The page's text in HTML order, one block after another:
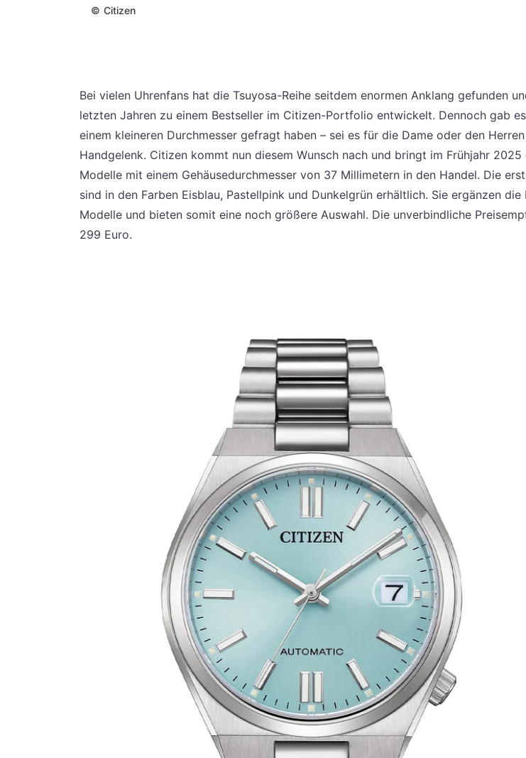
© Citizen
Bei vielen Uhrenfans hat die Tsuyosa-Reihe seitdem enormen Anklang gefunden
letzten Jahren zu einem Bestseller im Citizen-Portfolio entwickelt. Dennoch gab
einem kleineren Durchmesser gefragt haben – sei es für die Dame oder den
Handgelenk. Citizen kommt nun diesem Wunsch nach und bringt im Frühjahr 2025
Modelle mit einem Gehäusedurchmesser von 37 Millimetern in den Handel. Die
sind in den Farben Eisblau, Pastellpink und Dunkelgrün erhältlich. Sie ergänzen
Modelle und bieten somit eine noch größere Auswahl. Die unverbindliche
299 Euro.